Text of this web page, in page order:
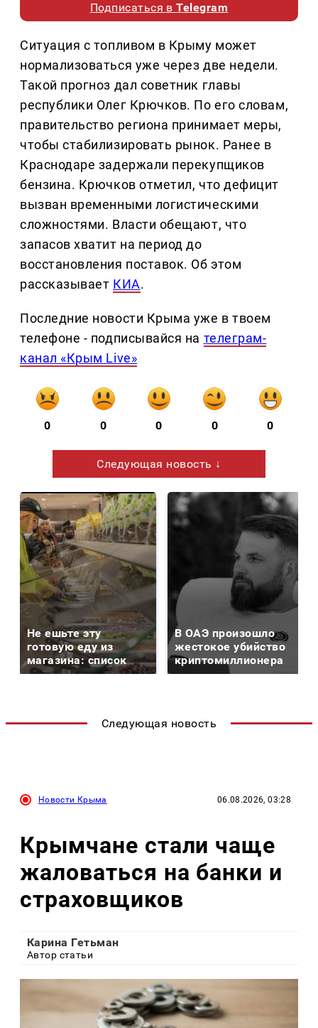
Подписаться вTelegram
Ситуация с топливом в Крыму может
нормализоваться уже через две недели.
Такой прогноз дал советник главы
республики Олег Крючков. По его словам,
правительство региона принимает меры,
чтобы стабилизировать рынок. Ранее в
Краснодаре задержали перекупщиков
бензина. Крючков отметил, что дефицит
вызван временными логистическими
сложностями. Власти обещают, что
запасов хватит на период до
восстановления поставок. Об этом
рассказывает КИА.
Последние новости Крыма уже в твоем
телефоне - подписывайся на телеграм-
канал «Крым Live»
0 0 0 0 0
Следующая новость ↓
Не ешьте эту
готовую еду из
магазина: список
В ОАЭ произошло
жестокое убийство
криптомиллионера
Следующая новость
Новости Крыма 06.08.2026, 03:28
Крымчане стали чаще
жаловаться на банки и
страховщиков
Карина Гетьман
Автор статьи